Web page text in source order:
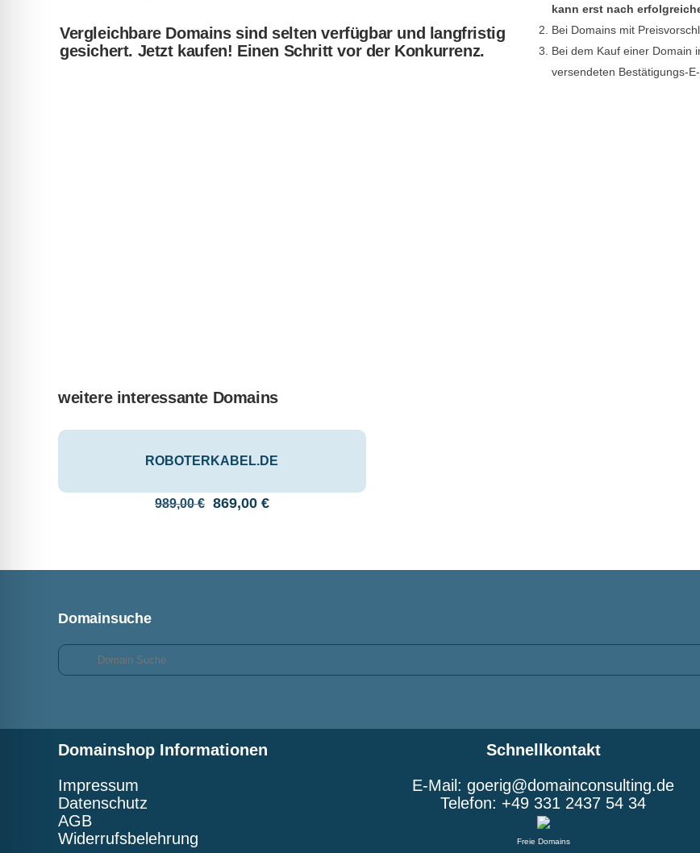
Vergleichbare Domains sind selten verfügbar und langfristig
gesichert. Jetzt kaufen! Einen Schritt vor der Konkurrenz.
kann erst nach
Bei Domains mit
Bei dem Kauf einer Domain
versendeten Bestätigungs-
weitere interessante Domains
ROBOTERKABEL.DE
989,00€ Ursprünglicher
869,00 €Aktueller
Domainsuche
Domainshop Informationen
Impressum
Datenschutz
AGB
Widerrufsbelehrung
Schnellkontakt
E-Mail: goerig@domainconsulting.de
Telefon: +49 331 2437 54 34
Freie Domains